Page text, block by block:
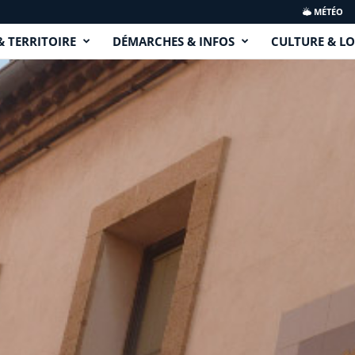
MÉTÉO
TERRITOIRE DÉMARCHES & INFOS CULTURE &